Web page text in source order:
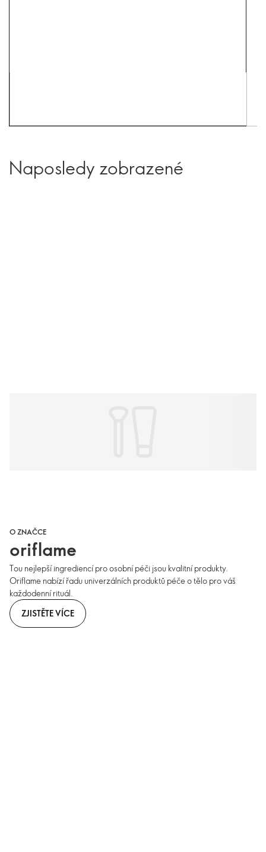
Naposledy zobrazené
O ZNAČCE
oriflame
Tou nejlepší ingrediencí pro osobní péči jsou kvalitní produkty.
Oriflame nabízí řadu univerzálních produktů péče o tělo pro váš
každodenní rituál.
ZJISTĚTE VÍCE